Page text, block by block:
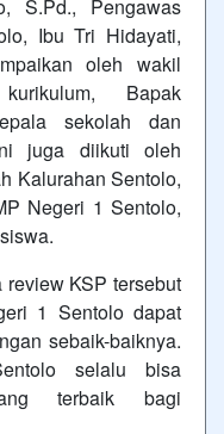
S.Pd., Pengawas
Ibu Tri Hidayati,
oleh wakil
Bapak
sekolah dan
juga diikuti oleh
Kalurahan Sentolo,
Negeri 1 Sentolo,
KSP tersebut
1 Sentolo dapat
sebaik-baiknya.
selalu bisa
terbaik bagi